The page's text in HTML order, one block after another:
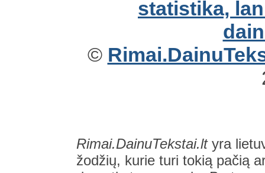
©
Rimai.DainuTekstai.ltyra
žodžių, kurie turi tokią pačią